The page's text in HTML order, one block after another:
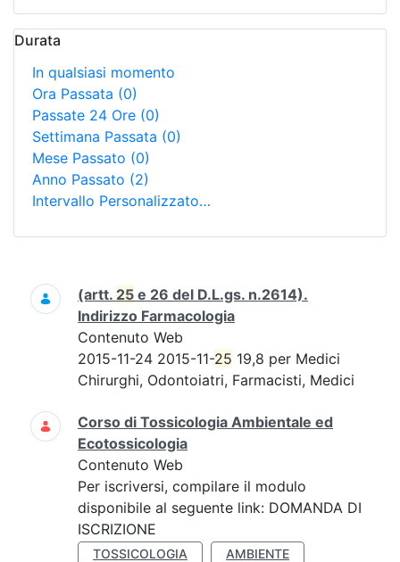
Durata
In qualsiasi momento
Ora Passata (0)
Passate 24 Ore (0)
Settimana Passata (0)
Mese Passato (0)
Anno Passato (2)
Intervallo Personalizzato…
Ricerca
(artt. 25 e 26 del D.L.gs. n.2614).
Indirizzo Farmacologia
Contenuto Web
2015-11-24 2015-11-25 19,8 per Medici
Chirurghi, Odontoiatri, Farmacisti, Medici
Corso di Tossicologia Ambientale ed
Ecotossicologia
Contenuto Web
Per iscriversi, compilare il modulo
disponibile al seguente link: DOMANDA DI
ISCRIZIONE
TOSSICOLOGIA AMBIENTE